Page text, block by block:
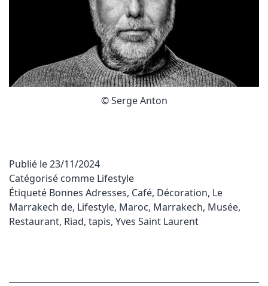
© Serge Anton
Publié le23/11/2024
Catégorisé comme Lifestyle
Étiqueté Bonnes Adresses, Café, Décoration, Le
Marrakech de, Lifestyle, Maroc, Marrakech, Musée,
Restaurant, Riad, tapis, Yves Saint Laurent